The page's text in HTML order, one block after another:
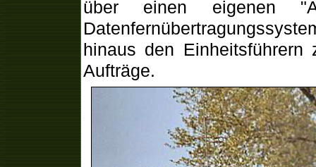
über einen eigenen
hinaus den Einheitsführern
Aufträge.